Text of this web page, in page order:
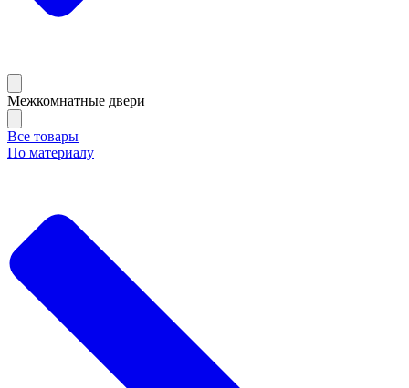
Межкомнатные двери
Все товары
По материалу